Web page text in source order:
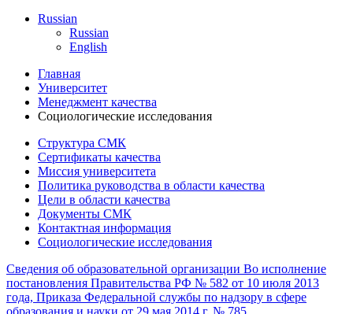
Russian
Russian
English
Главная
Университет
Менеджмент качества
Социологические исследования
Структура СМК
Сертификаты качества
Миссия университета
Политика руководства в области качества
Цели в области качества
Документы СМК
Контактная информация
Социологические исследования
Сведения об образовательной организации Во исполнение
постановления Правительства РФ № 582 от 10 июля 2013
года, Приказа Федеральной службы по надзору в сфере
образования и науки от 29 мая 2014 г. № 785